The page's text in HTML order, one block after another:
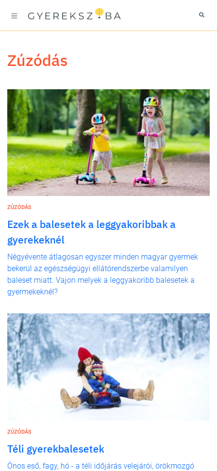
zúzódás
ZÚZÓDÁS
Ezek a balesetek a leggyakoribbak a
gyerekeknél
Négyévente átlagosan egyszer minden magyar gyermek
bekerül az egészségügyi ellátórendszerbe valamilyen
baleset miatt. Vajon melyek a leggyakoribb balesetek a
gyermekeknél?
ZÚZÓDÁS
Téli gyerekbalesetek
Ónos eső, fagy, hó - a téli időjárás velejárói, örökmozgó